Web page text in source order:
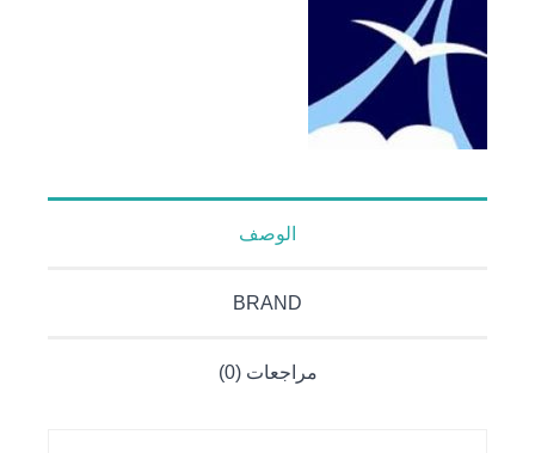
الوصف
BRAND
مراجعات (0)